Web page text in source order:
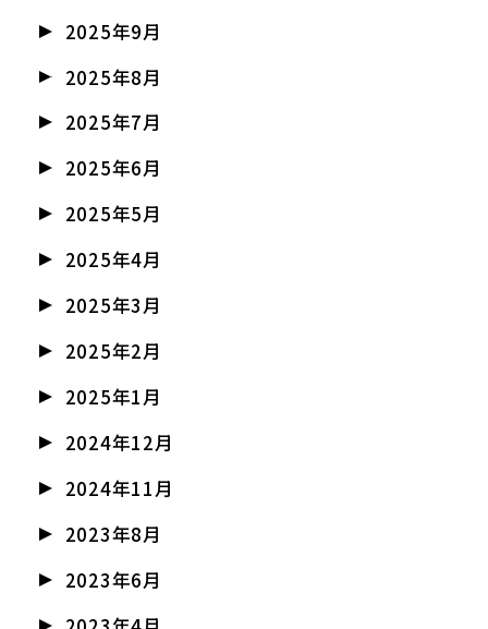
2025年9月
2025年8月
2025年7月
2025年6月
2025年5月
2025年4月
2025年3月
2025年2月
2025年1月
2024年12月
2024年11月
2023年8月
2023年6月